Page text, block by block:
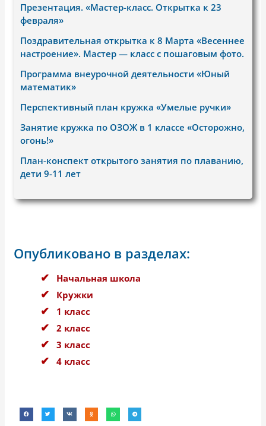
Презентация. «Мастер-класс. Открытка к 23
февраля»
Поздравительная открытка к 8 Марта «Весеннее
настроение». Мастер — класс с пошаговым фото.
Программа внеурочной деятельности «Юный
математик»
Перспективный план кружка «Умелые ручки»
Занятие кружка по ОЗОЖ в 1 классе «Осторожно,
огонь!»
План-конспект открытого занятия по плаванию,
дети 9-11 лет
Опубликовано в разделах:
Начальная школа
Кружки
1 класс
2 класс
3 класс
4 класс